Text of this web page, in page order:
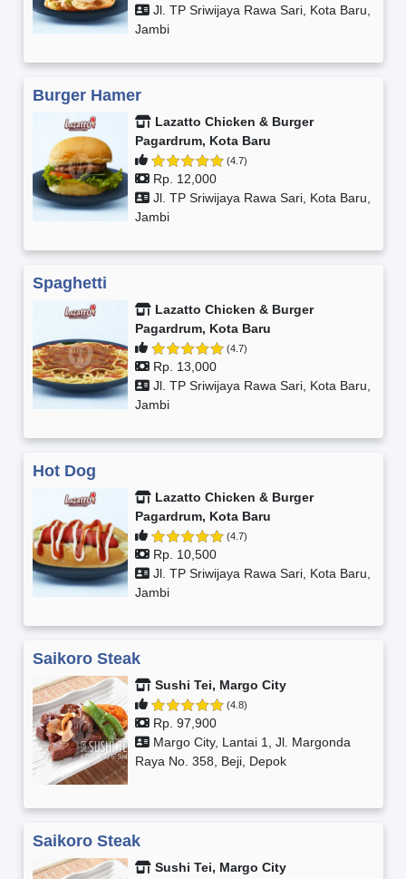
Jl. TP Sriwijaya Rawa Sari, Kota Baru,
Jambi
Burger Hamer
Lazatto Chicken & Burger
Pagardrum, Kota Baru
(4.7)
Rp. 12,000
Jl. TP Sriwijaya Rawa Sari, Kota Baru,
Jambi
Spaghetti
Lazatto Chicken & Burger
Pagardrum, Kota Baru
(4.7)
Rp. 13,000
Jl. TP Sriwijaya Rawa Sari, Kota Baru,
Jambi
Hot Dog
Lazatto Chicken & Burger
Pagardrum, Kota Baru
(4.7)
Rp. 10,500
Jl. TP Sriwijaya Rawa Sari, Kota Baru,
Jambi
Saikoro Steak
Sushi Tei, Margo City
(4.8)
Rp. 97,900
Margo City, Lantai 1, Jl. Margonda
Raya No. 358, Beji, Depok
Saikoro Steak
Sushi Tei, Margo City